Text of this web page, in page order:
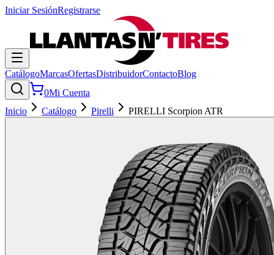
Iniciar SesiónRegistrarse
CatálogoMarcasOfertasDistribuidorContactoBlog
0Mi Cuenta
Inicio
Catálogo Pirelli PIRELLI Scorpion ATR